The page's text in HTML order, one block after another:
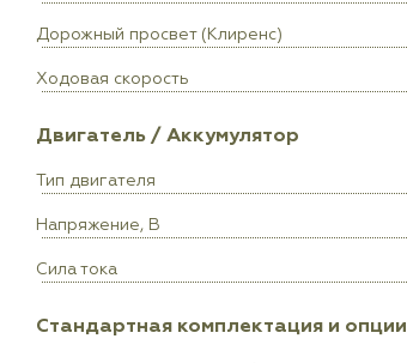
Дорожный просвет (Клиренс)
Ходовая скорость
Двигатель / Аккумулятор
Тип двигателя
Напряжение, В
Сила тока
Стандартная комплектация и опции